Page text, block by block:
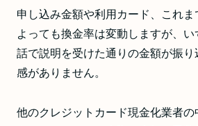
申し込み金額や利用カード、これ
よっても換金率は変動しますが、
話で説明を受けた通りの金額が振
感がありません。
他のクレジットカード現金化業者